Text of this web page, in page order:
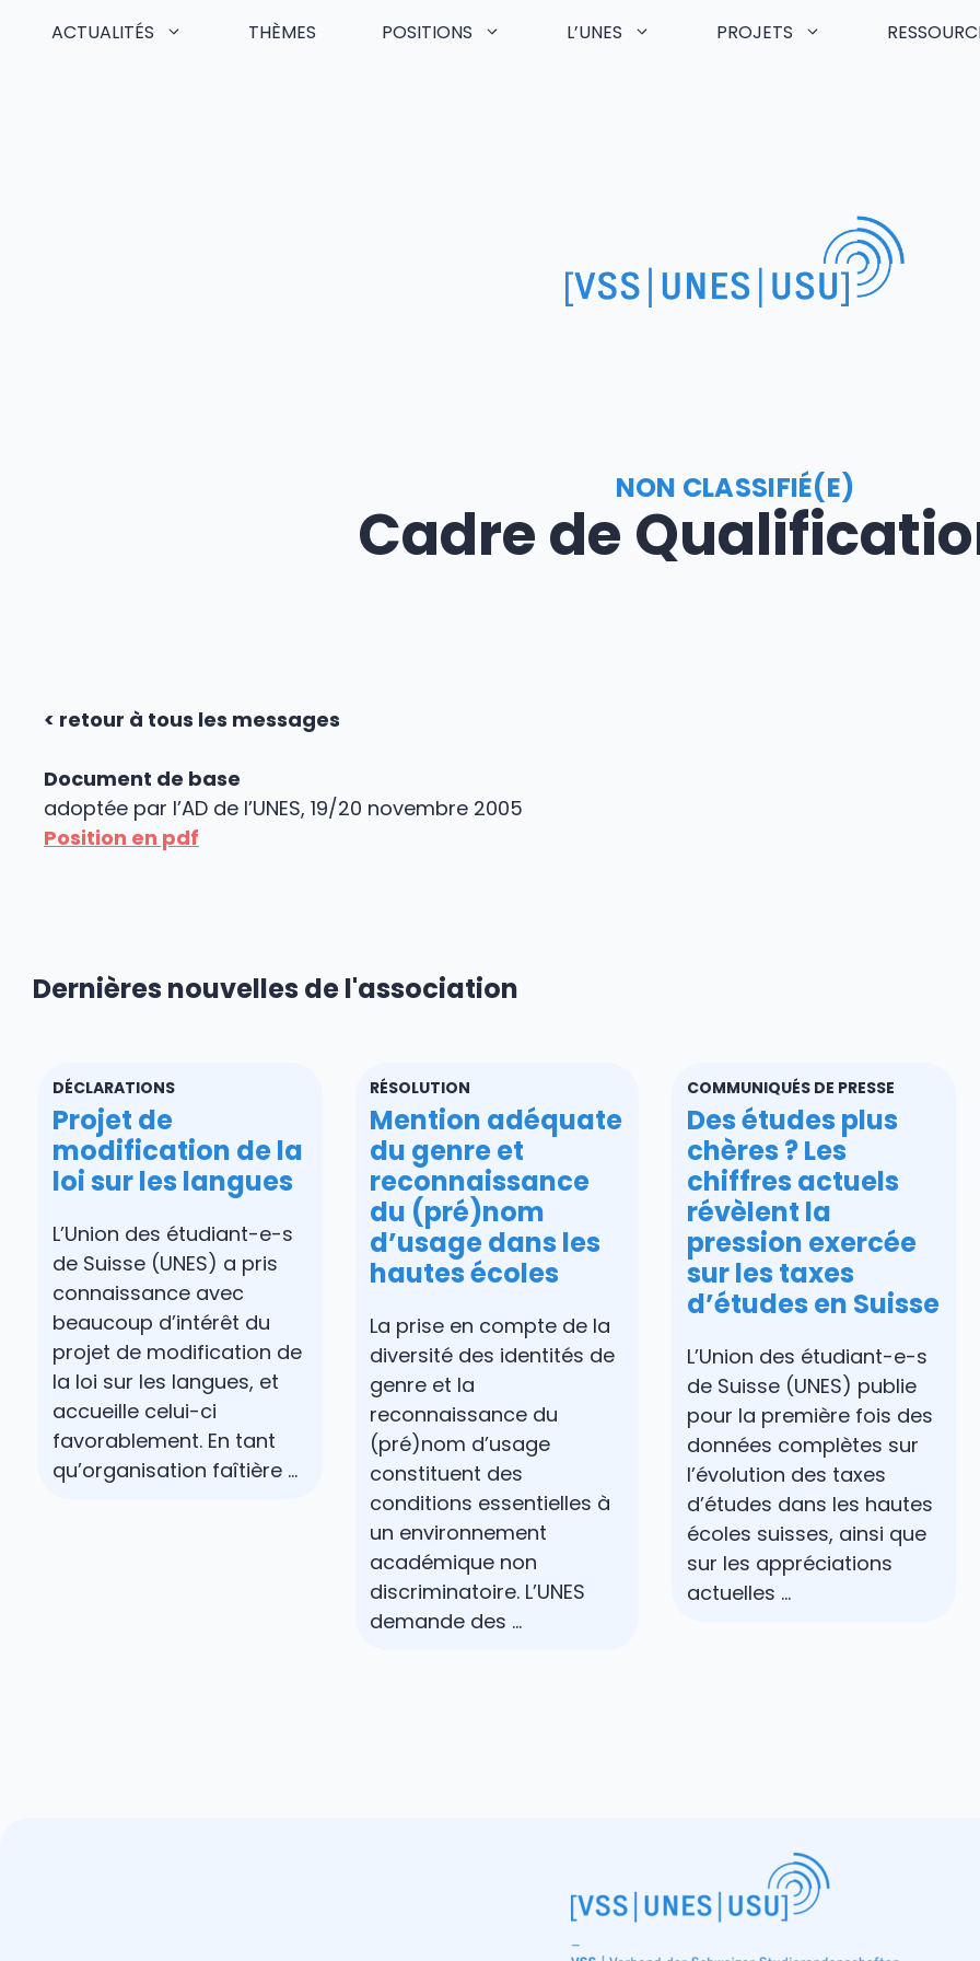
ACTUALITÉS THÈMES POSITIONS L’UNES PROJETS
NON CLASSIFIÉ(E)
Cadre de
< retour à tous les messages
Document de base
adoptée par l’AD de l’UNES, 19/20 novembre 2005
Position en pdf
Dernières nouvelles de l'association
DÉCLARATIONS
Projet de
modification de la
loi sur les langues
L’Union des étudiant-e-s
de Suisse (UNES) a pris
connaissance avec
beaucoup d’intérêt du
projet de modification de
la loi sur les langues, et
accueille celui-ci
favorablement. En tant
qu’organisation faîtière ...
RÉSOLUTION
Mention adéquate
du genre et
reconnaissance
du (pré)nom
d’usage dans les
hautes écoles
La prise en compte de la
diversité des identités de
genre et la
reconnaissance du
(pré)nom d’usage
constituent des
conditions essentielles à
un environnement
académique non
discriminatoire. L’UNES
demande des ...
COMMUNIQUÉS DE PRESSE
Des études plus
chères ? Les
chiffres actuels
révèlent la
pression exercée
sur les taxes
d’études en Suisse
L’Union des étudiant-e-s
de Suisse (UNES) publie
pour la première fois des
données complètes sur
l’évolution des taxes
d’études dans les hautes
écoles suisses, ainsi que
sur les appréciations
actuelles ...